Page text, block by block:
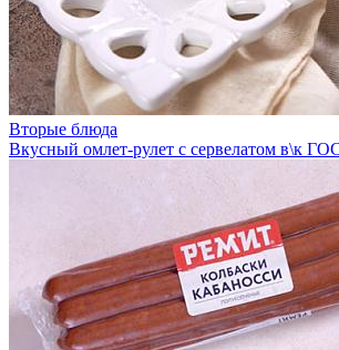
Вторые блюда
Вкусный омлет-рулет с сервелатом в\к